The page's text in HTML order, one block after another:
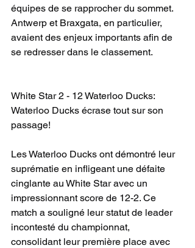
équipes de se rapprocher du sommet.
Antwerp et Braxgata, en particulier,
avaient des enjeux importants afin de
se redresser dans le classement.
White Star 2 - 12 Waterloo Ducks:
Waterloo Ducks écrase tout sur son
passage!
Les Waterloo Ducks ont démontré leur
suprématie en infligeant une défaite
cinglante au White Star avec un
impressionnant score de 12-2. Ce
match a souligné leur statut de leader
incontesté du championnat,
consolidant leur première place avec